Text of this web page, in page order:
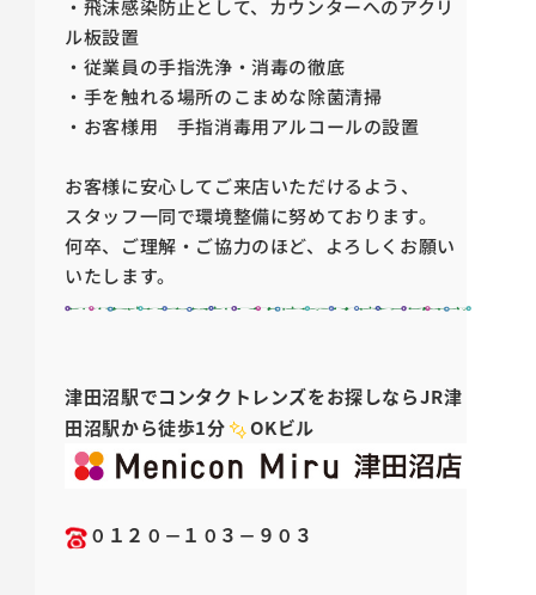
・飛沫感染防止として、カウンターへのアクリ
ル板設置
・従業員の手指洗浄・消毒の徹底
・手を触れる場所のこまめな除菌清掃
・お客様用 手指消毒用アルコールの設置
お客様に安心してご来店いただけるよう、
スタッフ一同で環境整備に努めております。
何卒、ご理解・ご協力のほど、よろしくお願い
いたします。
津田沼駅でコンタクトレンズをお探しならJR津
田沼駅から徒歩1分
OKビル
０１２０－１０３－９０３